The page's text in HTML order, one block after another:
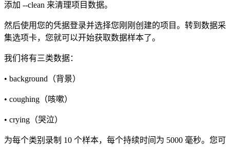
添加 --clean 来清理项目数据。
然后使用您的凭据登录并选择您刚刚创建的项目。转到数据采
集选项卡，您就可以开始获取数据样本了。
我们将有三类数据：
• background（背景）
• coughing（咳嗽）
• crying（哭泣）
为每个类别录制 10 个样本，每个持续时间为 5000 毫秒。您可